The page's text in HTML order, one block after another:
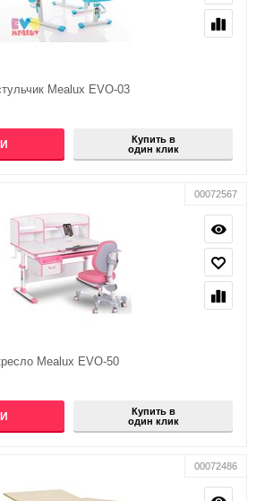
Mealux EVO-03
Купить в
один клик
00072567
Mealux EVO-50
Купить в
один клик
00072486